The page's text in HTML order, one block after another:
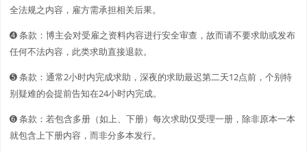
全法规之内容，雇方需承担相关后果。
➍ 条款：博主会对受雇之资料内容进行安全审查，故而请不要求助或发布
任何不法内容，此类求助直接退款。
➎ 条款：通常2小时内完成求助，深夜的求助最迟第二天12点前，个别特
别疑难的会提前告知在24小时内完成。
➏ 条款：若包含多册（如上、下册）每次求助仅受理一册，除非原本一本
就包含上下册内容，而非分多本发行。